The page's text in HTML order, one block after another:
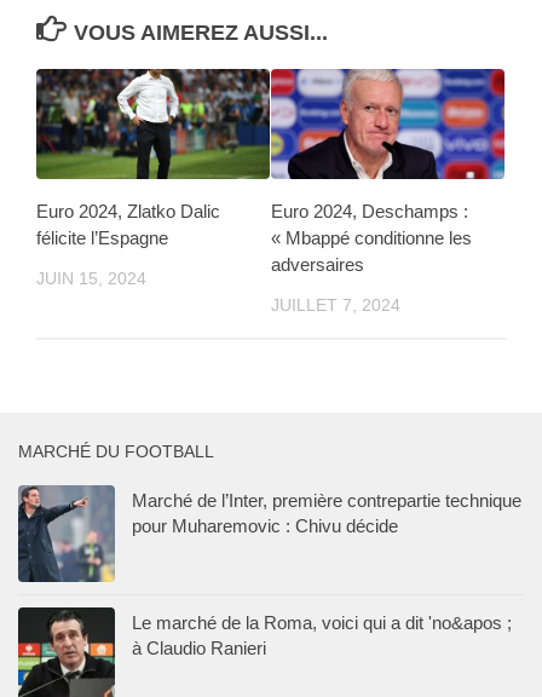
VOUS AIMEREZ AUSSI...
Euro 2024, Zlatko Dalic
félicite l’Espagne
JUIN 15, 2024
Euro 2024, Deschamps :
« Mbappé conditionne les
adversaires
JUILLET 7, 2024
MARCHÉ DU FOOTBALL
Marché de l’Inter, première contrepartie technique
pour Muharemovic : Chivu décide
Le marché de la Roma, voici qui a dit 'no&apos ;
à Claudio Ranieri